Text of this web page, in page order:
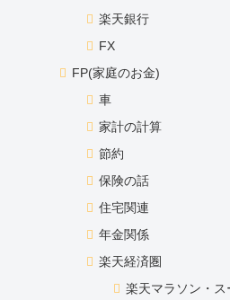
楽天銀行
FX
FP(家庭のお金)
車
家計の計算
節約
保険の話
住宅関連
年金関係
楽天経済圏
楽天マラソン・